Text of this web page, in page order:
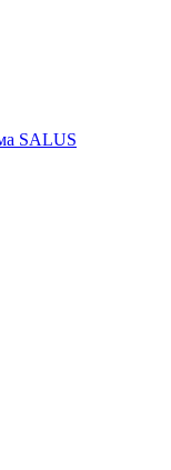
SALUS